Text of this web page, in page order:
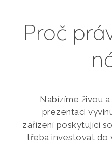
Proč
Nabízíme živou
prezentaci
zařízení poskytující
třeba investovat do